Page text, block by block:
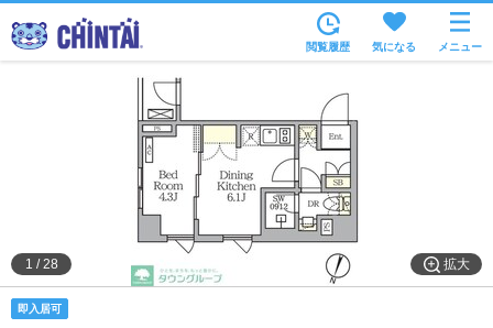
家賃相場から
通勤通学時間から
物件特集から
不動産会社から
閲覧履歴 気になる メニュー
拡大
1 /28
即入居可